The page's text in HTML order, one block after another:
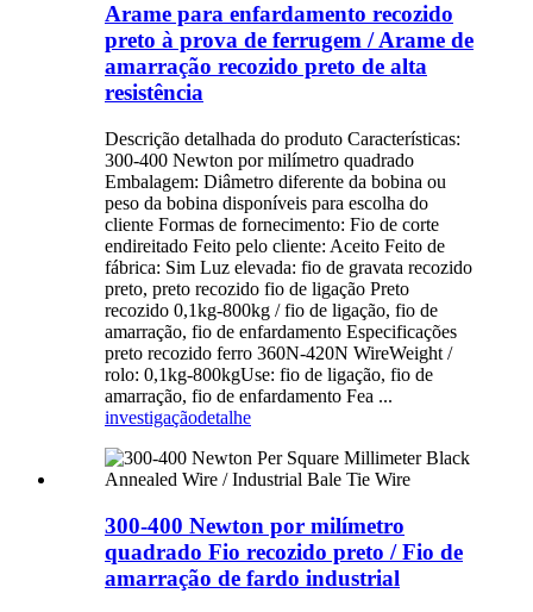
Arame para enfardamento recozido
preto à prova de ferrugem / Arame de
amarração recozido preto de alta
resistência
Descrição detalhada do produto Características:
300-400 Newton por milímetro quadrado
Embalagem: Diâmetro diferente da bobina ou
peso da bobina disponíveis para escolha do
cliente Formas de fornecimento: Fio de corte
endireitado Feito pelo cliente: Aceito Feito de
fábrica: Sim Luz elevada: fio de gravata recozido
preto, preto recozido fio de ligação Preto
recozido 0,1kg-800kg / fio de ligação, fio de
amarração, fio de enfardamento Especificações
preto recozido ferro 360N-420N WireWeight /
rolo: 0,1kg-800kgUse: fio de ligação, fio de
amarração, fio de enfardamento Fea ...
investigaçãodetalhe
300-400 Newton por milímetro
quadrado Fio recozido preto / Fio de
amarração de fardo industrial